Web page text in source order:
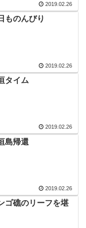
2019.02.26
のんびり
2019.02.26
タイム
2019.02.26
島帰還
2019.02.26
礁のリーフを堪